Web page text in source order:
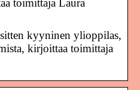
toimittaja Laura
kyyninen ylioppilas,
kirjoittaa toimittaja